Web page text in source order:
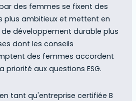
des femmes se fixent des
plus ambitieux et mettent en
développement durable plus
dont les conseils
des femmes accordent
aux questions ESG.
tant qu'entreprise certifiée B